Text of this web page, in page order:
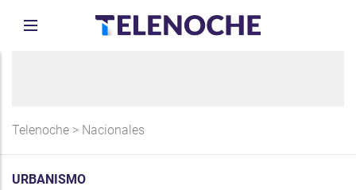
Telenoche > Nacionales
URBANISMO